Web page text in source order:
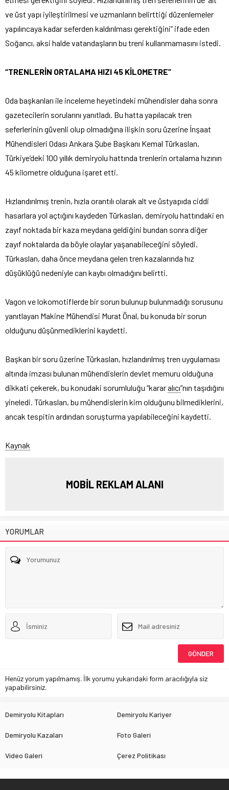
ve üst yapı iyileştirilmesi ve uzmanların belirttiği düzenlemeler
yapılıncaya kadar seferden kaldırılması gerektiğini” ifade eden
Soğancı, aksi halde vatandaşların bu treni kullanmamasını istedi.
“TRENLERİN ORTALAMA HIZI 45 KİLOMETRE”
Oda başkanları ile inceleme heyetindeki mühendisler daha sonra
gazetecilerin sorularını yanıtladı. Bu hatta yapılacak tren
seferlerinin güvenli olup olmadığına ilişkin soru üzerine İnşaat
Mühendisleri Odası Ankara Şube Başkanı Kemal Türkaslan,
Türkiye’deki 100 yıllık demiryolu hattında trenlerin ortalama hızının
45 kilometre olduğuna işaret etti.
Hızlandırılmış trenin, hızla orantılı olarak alt ve üstyapıda ciddi
hasarlara yol açtığını kaydeden Türkaslan, demiryolu hattındaki en
zayıf noktada bir kaza meydana geldiğini bundan sonra diğer
zayıf noktalarda da böyle olaylar yaşanabileceğini söyledi.
Türkaslan, daha önce meydana gelen tren kazalarında hız
düşüklüğü nedeniyle can kaybı olmadığını belirtti.
Vagon ve lokomotiflerde bir sorun bulunup bulunmadığı sorusunu
yanıtlayan Makine Mühendisi Murat Önal, bu konuda bir sorun
olduğunu düşünmediklerini kaydetti.
Başkan bir soru üzerine Türkaslan, hızlandırılmış tren uygulaması
altında imzası bulunan mühendislerin devlet memuru olduğuna
dikkati çekerek, bu konudaki sorumluluğu “kararalıcı”nın taşıdığını
yineledi. Türkaslan, bu mühendislerin kim olduğunu bilmediklerini,
ancak tespitin ardından soruşturma yapılabileceğini kaydetti.
Kaynak
MOBİL REKLAM ALANI
YORUMLAR
Henüz yorum yapılmamış. İlk yorumu yukarıdaki form aracılığıyla siz
yapabilirsiniz.
Demiryolu Kitapları Demiryolu Kariyer
Demiryolu Kazaları Foto Galeri
Video Galeri Çerez Politikası